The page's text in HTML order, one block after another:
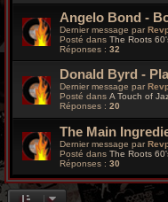
Angelo Bond -
Dernier message par
Posté dans The Roots
Réponses : 32
Donald Byrd -
Dernier message par
Posté dans A Touch of
Réponses : 20
The Main
Dernier message par
Posté dans The Roots
Réponses : 30